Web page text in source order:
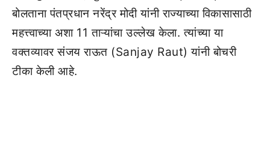
बोलताना पंतप्रधान नरेंद्र मोदी यांनी राज्याच्या विकासासाठी
महत्त्वाच्या अशा 11 ताऱ्यांचा उल्लेख केला. त्यांच्या या
वक्तव्यावर संजय राऊत (Sanjay Raut) यांनी बोचरी
टीका केली आहे.